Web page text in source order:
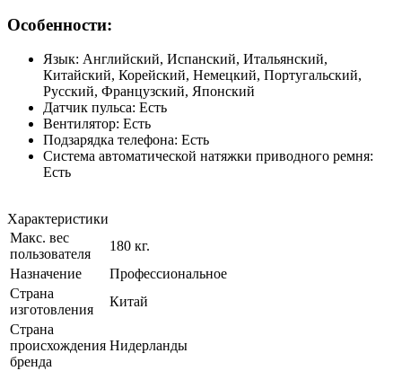
Особенности:
Язык: Английский, Испанский, Итальянский,
Китайский, Корейский, Немецкий, Португальский,
Русский, Французский, Японский
Датчик пульса: Есть
Вентилятор: Есть
Подзарядка телефона: Есть
Система автоматической натяжки приводного ремня:
Есть
Характеристики
Макс. вес
пользователя
180 кг.
Назначение
Профессиональное
Страна
изготовления
Китай
Страна
происхождения
бренда
Нидерланды